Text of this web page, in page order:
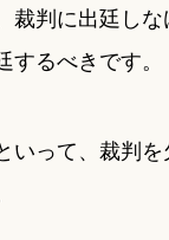
裁判に出廷し
るべきです。
いって、裁判